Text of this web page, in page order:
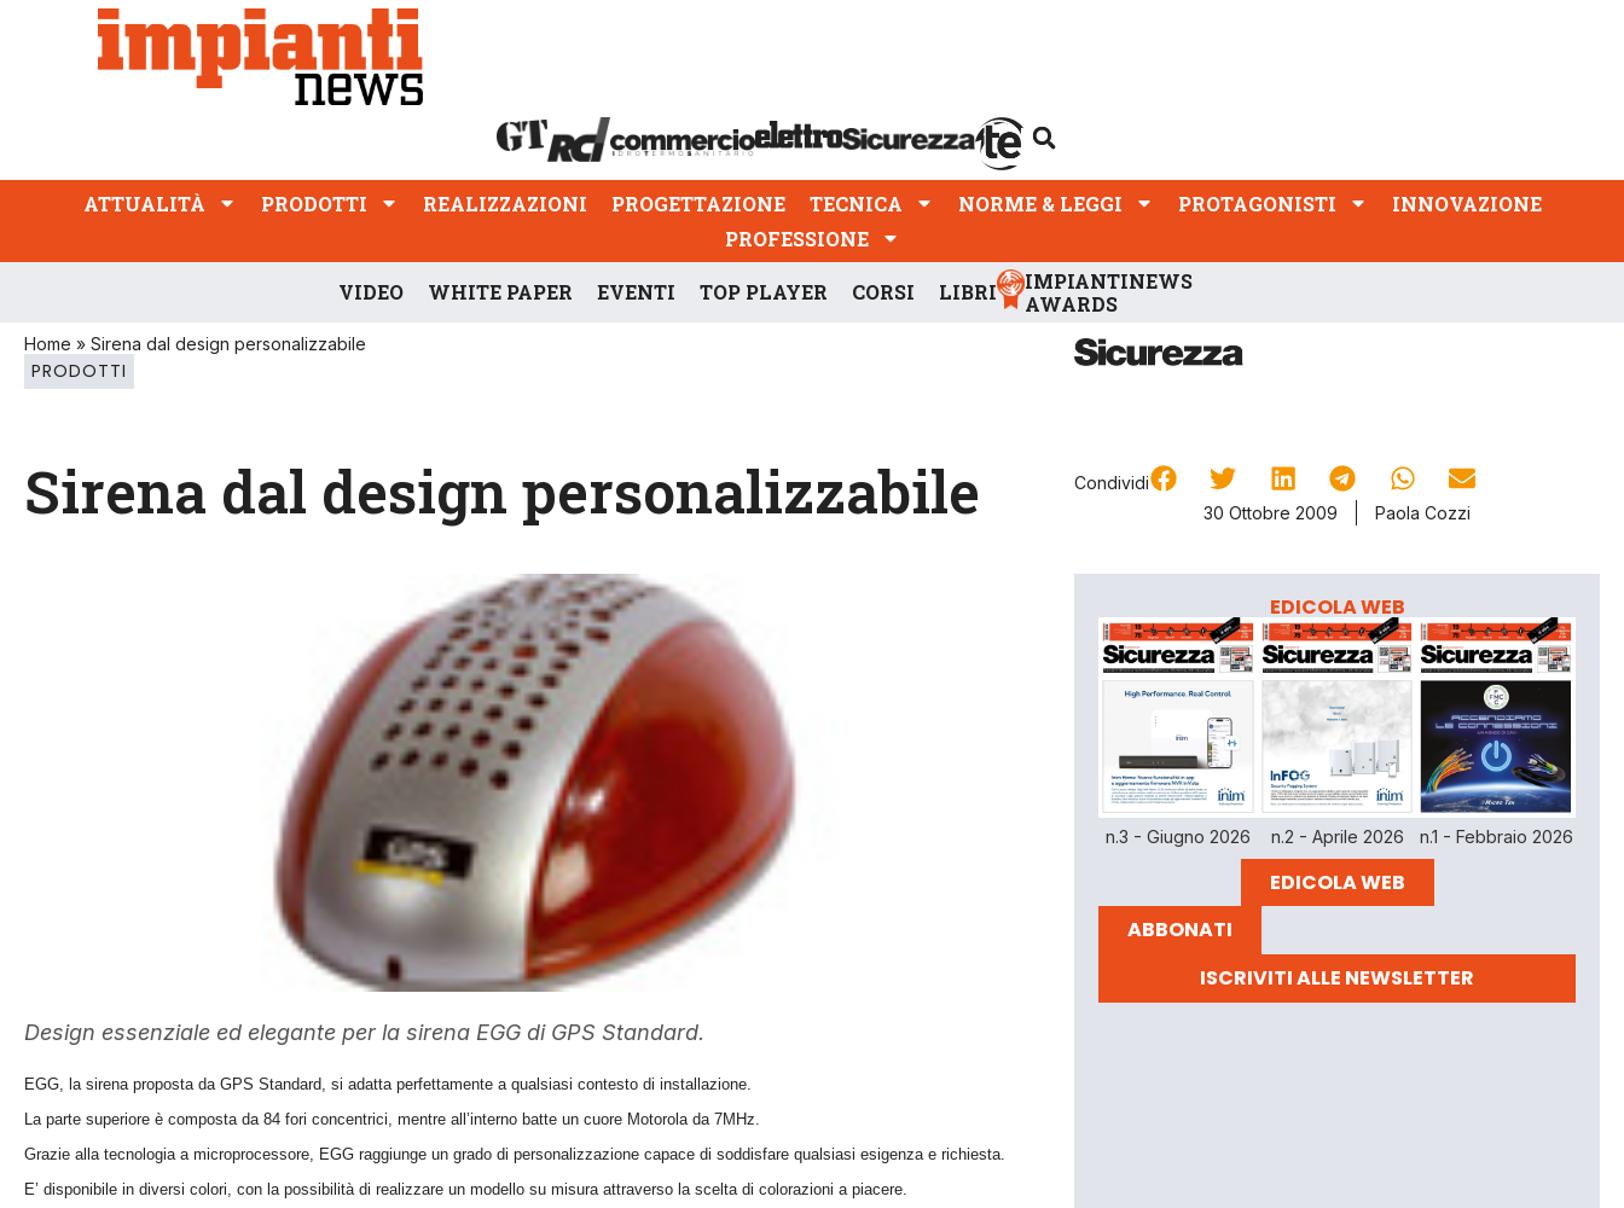
ATTUALITÀ PRODOTTI REALIZZAZIONI
PROFESSIONE
ATTUALITÀ PRODOTTI REALIZZAZIONI PROGETTAZIONE TECNICA NORME & LEGGI PROTAGONISTI
INNOVAZIONE
PROFESSIONE
VIDEO WHITE PAPER EVENTI TOP PLAYER CORSI LIBRI
IMPIANTINEWS
AWARDS
Home » Sirena dal design personalizzabile
PRODOTTI
Sirena dal design personalizzabile
Condividi
30 Ottobre 2009
Paola Cozzi
Design essenziale ed elegante per la sirena EGG di GPS Standard.
EGG, la sirena proposta da GPS Standard, si adatta perfettamente a qualsiasi contesto di installazione.
La parte superiore è composta da 84 fori concentrici, mentre all’interno batte un cuore Motorola da 7MHz.
Grazie alla tecnologia a microprocessore, EGG raggiunge un grado di personalizzazione capace di soddisfare qualsiasi esigenza e richiesta.
E’ disponibile in diversi colori, con la possibilità di realizzare un modello su misura attraverso la scelta di colorazioni a piacere.
EDICOLA WEB
n.3 - Giugno 2026 n.2 - Aprile 2026 n.1 - Febbraio 2026
EDICOLA WEB
ABBONATI
ISCRIVITI ALLE NEWSLETTER